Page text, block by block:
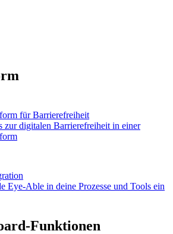
für Barrierefreiheit
zur digitalen Barrierefreiheit in einer
Eye-Able in deine Prozesse und Tools ein
Funktionen